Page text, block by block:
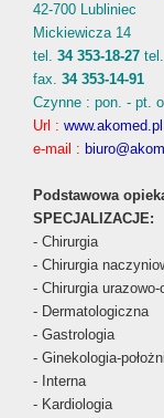
42-700 Lubliniec
Mickiewicza 14
tel. 34 353-18-27 tel.
fax. 34 353-14-91
Czynne : pon. - pt.
Url : www.akomed.pl
e-mail :
Podstawowa
SPECJALIZACJE:
- Chirurgia
- Chirurgia
- Chirurgia
- Dermatologiczna
- Gastrologia
- Ginekologia-
- Interna
- Kardiologia